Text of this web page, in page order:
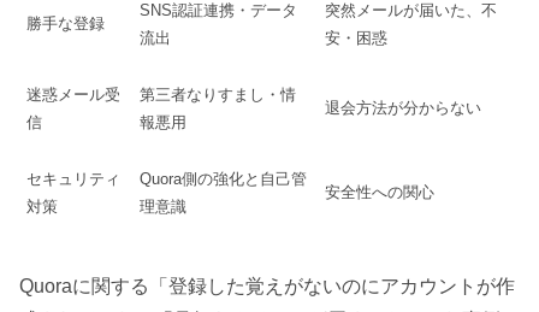
勝手な登録
SNS認証連携・データ
流出
突然メールが届いた、不
安・困惑
迷惑メール受
信
第三者なりすまし・情
報悪用
退会方法が分からない
セキュリティ
対策
Quora側の強化と自己管
理意識
安全性への関心
Quoraに関する「登録した覚えがないのにアカウントが作